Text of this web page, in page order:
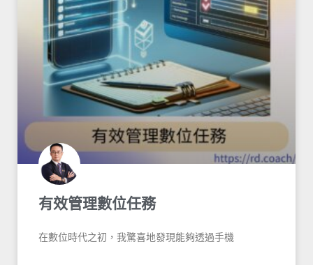
有效管理數位任務
在數位時代之初，我驚喜地發現能夠透過手機